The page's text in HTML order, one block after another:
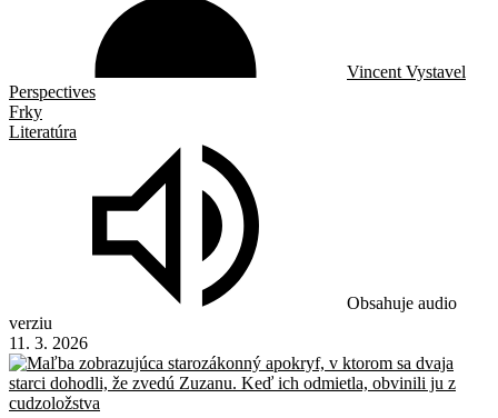
Vincent Vystavel
Perspectives
Frky
Literatúra
Obsahuje audio
verziu
11. 3. 2026